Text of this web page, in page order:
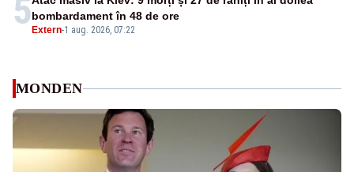
5 Extern-1 aug. 2026, 07:22
bombardament în 48 de ore
MONDEN